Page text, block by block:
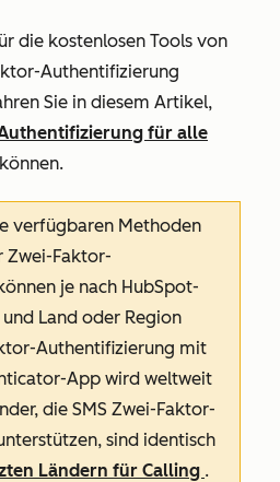
die kostenlosen Tools von
Authentifizierung
Sie in diesem Artikel,
für alle
können.
verfügbaren Methoden
Zwei-Faktor-
je nach HubSpot-
Land oder Region
Authentifizierung mit
App wird weltweit
die SMS Zwei-Faktor-
sind identisch
Ländern für Calling .